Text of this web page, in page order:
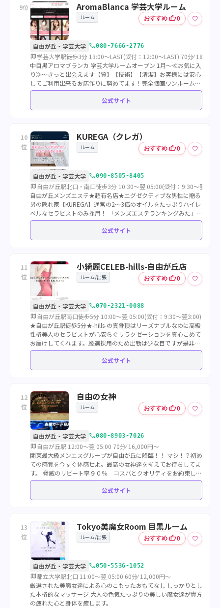
9位 AromaBlanca 学芸大学ルーム
ルーム おすすめ thumb_up0 ♡
自由が丘・学芸大学 call080-7666-2776
map学芸大学駅徒歩3分 13:00～LAST(受付：12:00～LAST) 70分⁄ 18,000
中目黒アロマブランカ 学芸大学ルームオープン 1月〜≪お気に入
り≫〜きっと出会えます【質】【技術】【清潔】お客様には安心
してご利用出来るお店作りに努めてます！完全個室ワンルーム！
駅徒歩3分 衛生面対策実施中 限定割引あります☆彡
公式サイト
10
位
KUREGA（クレガ）
ルーム おすすめ thumb_up0 ♡
自由が丘・学芸大学 call090-8505-8405
map 自由が丘駅北口・南口徒歩3分 10:30～翌 05:00(受付：9:30～翌
自由が丘メンズエステ★超有名店★エグゼクティブな男性に贈る
男の隠れ家【KUREGA】通常の2〜3倍のオイルをたっぷりハイレ
ベルなセラピストのみ採用！ 「メンズエステランキングみた」で
90分￥18000→￥16000の￥2000オフでご案内！！
公式サイト
11
位
小綺麗CELEB-hills-自由が丘店
ルーム/出張 おすすめ thumb_up0 ♡
自由が丘・学芸大学 call070-2321-0088
map 自由が丘駅南口徒歩5分 10:00～翌 05:00(受付：9:30〜翌3:00) 75分⁄
★自由が丘駅徒歩5分★-hills-の真骨頂はリーズナブルなのに高級
性格美人のセラピストが心安らぐリラクゼーションを真心こめて
お届けしてくれます。厳選採用のため出勤は少な目ですが是非ご
予約ください♪
公式サイト
12
位
自由の女神
ルーム おすすめ thumb_up0 ♡
自由が丘・学芸大学 call080-8903-7026
map 自由が丘駅 12:00～翌 05:00 70分⁄ 16,000円～
関東最大級メンエスグループが自由が丘に降臨！！ マジ！？初め
ての感覚を今すぐ体感せよ。最高の女神達を揃えてお待ちしてま
す。 脅威のリピート率９０％ コスパとクオリティをお約束しま
す。
公式サイト
13
位
Tokyo美魔女Room 目黒ルーム
ルーム/出張 おすすめ thumb_up0 ♡
自由が丘・学芸大学 call050-5536-1052
map都立大学駅北口 11:00～翌 05:00 60分⁄ 12,000円～
厳選された美魔女達による心のこもったおもてなし しっかりとし
た本格的なマッサージ 大人の色気たっぷりの美しい魔女達が貴方
の疲れた心と身体を癒します。